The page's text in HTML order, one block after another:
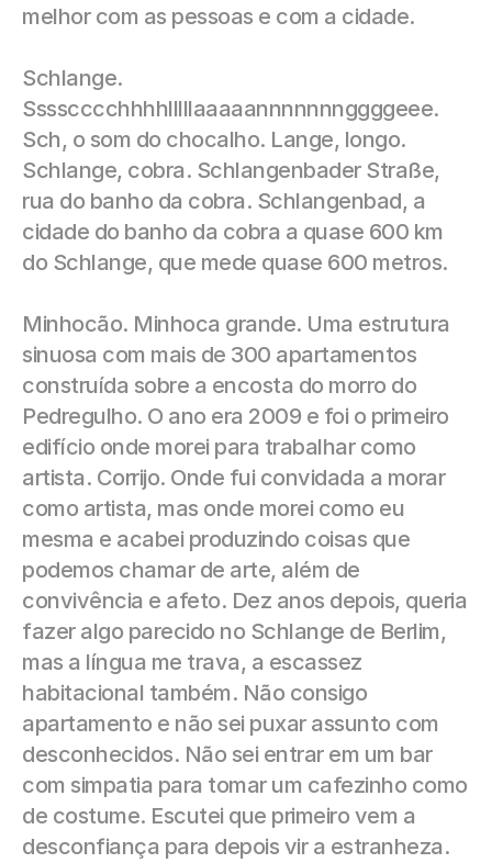
melhor com as pessoas e com a cidade.
Schlange.
Sssscccchhhhlllllaaaaannnnnnnggggeee.
Sch, o som do chocalho. Lange, longo.
Schlange, cobra. Schlangenbader Straße,
rua do banho da cobra. Schlangenbad, a
cidade do banho da cobra a quase 600 km
do Schlange, que mede quase 600 metros.
Minhocão. Minhoca grande. Uma estrutura
sinuosa com mais de 300 apartamentos
construída sobre a encosta do morro do
Pedregulho. O ano era 2009 e foi o primeiro
edifício onde morei para trabalhar como
artista. Corrijo. Onde fui convidada a morar
como artista, mas onde morei como eu
mesma e acabei produzindo coisas que
podemos chamar de arte, além de
convivência e afeto. Dez anos depois, queria
fazer algo parecido no Schlange de Berlim,
mas a língua me trava, a escassez
habitacional também. Não consigo
apartamento e não sei puxar assunto com
desconhecidos. Não sei entrar em um bar
com simpatia para tomar um cafezinho como
de costume. Escutei que primeiro vem a
desconfiança para depois vir a estranheza.